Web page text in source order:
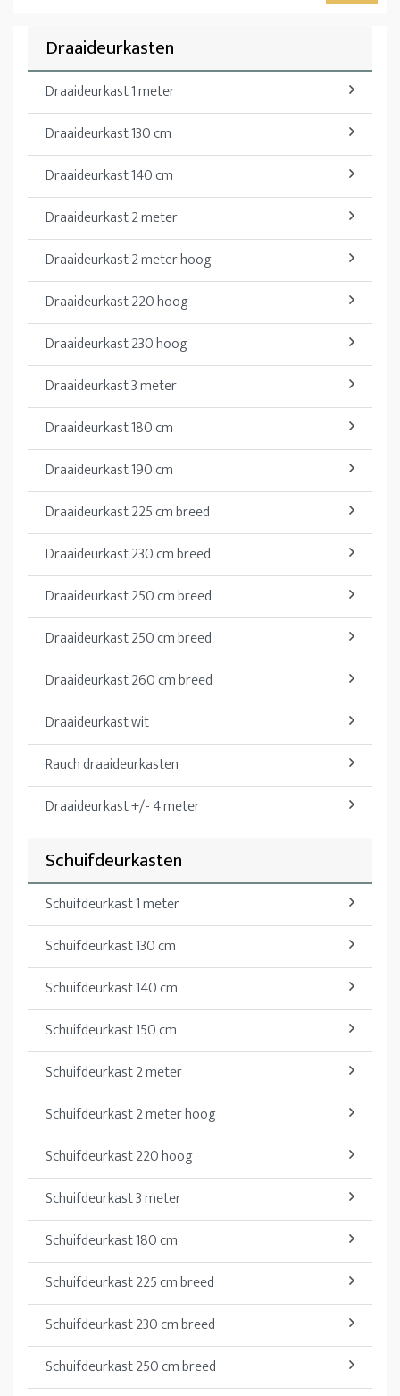
Draaideurkasten
Draaideurkast 1 meter
Draaideurkast 130 cm
Draaideurkast 140 cm
Draaideurkast 2 meter
Draaideurkast 2 meter hoog
Draaideurkast 220 hoog
Draaideurkast 230 hoog
Draaideurkast 3 meter
Draaideurkast 180 cm
Draaideurkast 190 cm
Draaideurkast 225 cm breed
Draaideurkast 230 cm breed
Draaideurkast 250 cm breed
Draaideurkast 250 cm breed
Draaideurkast 260 cm breed
Draaideurkast wit
Rauch draaideurkasten
Draaideurkast +/- 4 meter
Schuifdeurkasten
Schuifdeurkast 1 meter
Schuifdeurkast 130 cm
Schuifdeurkast 140 cm
Schuifdeurkast 150 cm
Schuifdeurkast 2 meter
Schuifdeurkast 2 meter hoog
Schuifdeurkast 220 hoog
Schuifdeurkast 3 meter
Schuifdeurkast 180 cm
Schuifdeurkast 225 cm breed
Schuifdeurkast 230 cm breed
Schuifdeurkast 250 cm breed